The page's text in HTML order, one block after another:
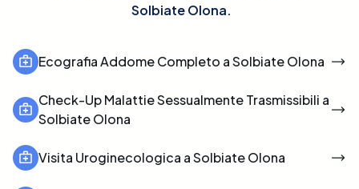
Solbiate Olona.
Ecografia Addome Completo a Solbiate Olona
Check-Up Malattie Sessualmente Trasmissibili a
Solbiate Olona
Visita Uroginecologica a Solbiate Olona